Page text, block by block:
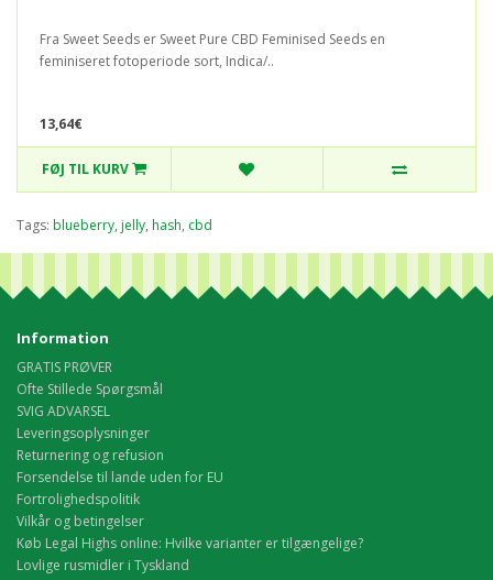
Fra Sweet Seeds er Sweet Pure CBD Feminised Seeds en
feminiseret fotoperiode sort, Indica/..
13,64€
FØJ TIL KURV
Tags: blueberry, jelly, hash, cbd
Information
GRATIS PRØVER
Ofte Stillede Spørgsmål
SVIG ADVARSEL
Leveringsoplysninger
Returnering og refusion
Forsendelse til lande uden for EU
Fortrolighedspolitik
Vilkår og betingelser
Køb Legal Highs online: Hvilke varianter er tilgængelige?
Lovlige rusmidler i Tyskland